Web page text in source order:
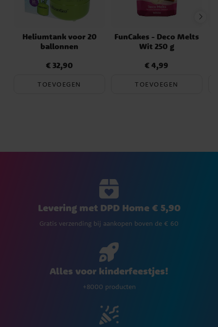
Heliumtank voor 20
ballonnen
Prijs :€ 32,90
€ 32,90
TOEVOEGEN
FunCakes - Deco Melts
Wit 250 g
Prijs:€ 4,99
€ 4,99
TOEVOEGEN
Levering met DPD Home € 5,90
Gratis verzending bij aankopen boven de € 60
Alles voor kinderfeestjes!
+8000 producten